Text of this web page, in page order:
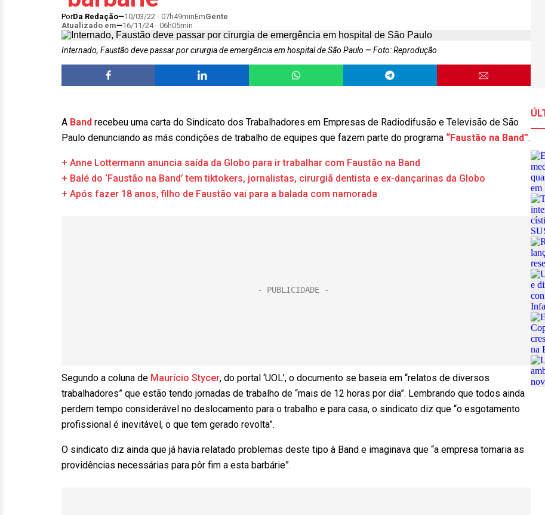
PorDa Redação 10/03/22 - 07h49minEmGente
Atualizado em
16/11/24 - 06h05min
Internado, Faustão deve passar por cirurgia de emergência em hospital de São Paulo Foto: Reprodução
A Band recebeu uma carta do Sindicato dos Trabalhadores em Empresas de Radiodifusão e Televisão de São
Paulo denunciando as más condições de trabalho de equipes que fazem parte do programa “Faustão na Band”.
+ Anne Lottermann anuncia saída da Globo para ir trabalhar com Faustão na Band
+ Balé do ‘Faustão na Band’ tem tiktokers, jornalistas, cirurgiã dentista e ex-dançarinas da Globo
+ Após fazer 18 anos, filho de Faustão vai para a balada com namorada
Segundo a coluna de Maurício Stycer, do portal ‘UOL’, o documento se baseia em “relatos de diversos
trabalhadores” que estão tendo jornadas de trabalho de “mais de 12 horas por dia”. Lembrando que todos ainda
perdem tempo considerável no deslocamento para o trabalho e para casa, o sindicato diz que “o esgotamento
profissional é inevitável, o que tem gerado revolta”.
O sindicato diz ainda que já havia relatado problemas deste tipo à Band e imaginava que “a empresa tomaria as
providências necessárias para pôr fim a esta barbárie”.